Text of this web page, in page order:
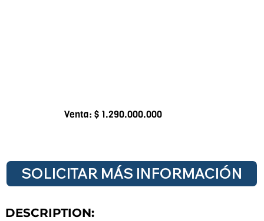
Venta: $ 1.290.000.000
SOLICITAR MÁS INFORMACIÓN
DESCRIPTION: